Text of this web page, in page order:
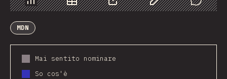
Grafico Dati CondividerePersonalizza i dati
Comments
MDN
Mai sentito nominare
So cos'è